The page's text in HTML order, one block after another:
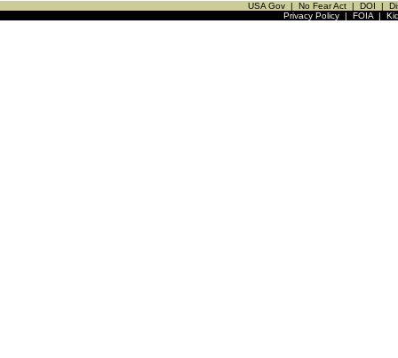
USA Gov | No Fear Act | DOI |
Privacy Policy| FOIA|